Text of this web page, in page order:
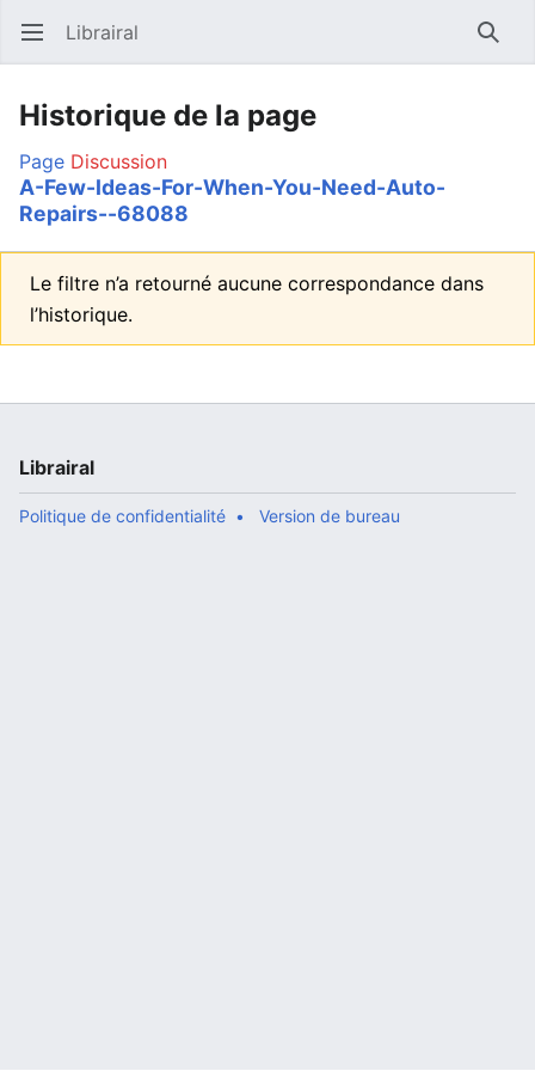
Ouvrir le menu principal Librairal
Historique de la page
Page Discussion
A-Few-Ideas-For-When-You-Need-Auto-
Repairs--68088
Le filtre n’a retourné aucune correspondance dans
l’historique.
Librairal
Politique de confidentialité Version de bureau